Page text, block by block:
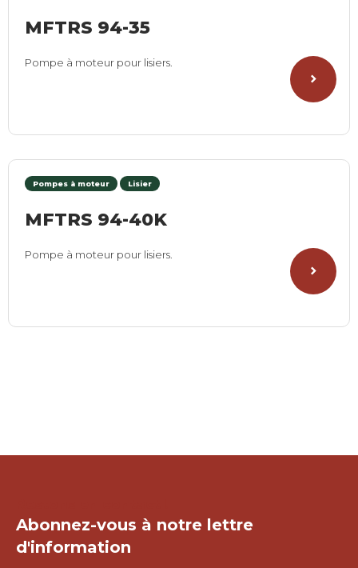
MFTRS 94-35
Pompe à moteur pour lisiers.
Pompes à moteur Lisier
MFTRS 94-40K
Pompe à moteur pour lisiers.
Abonnez-vous à notre lettre
d'information